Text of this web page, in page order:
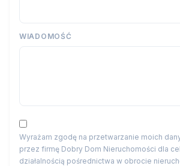
WIADOMOŚĆ
Wyrażam zgodę na przetwarzanie moich
przez firmę Dobry Dom Nieruchomości dla
działalnością pośrednictwa w obrocie